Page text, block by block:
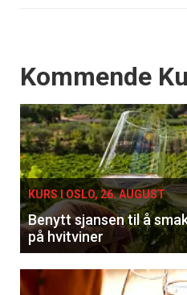
Events
Kommende
KURS I OSLO, 26. AUGUST
Benytt sjansen til å
på hvitviner